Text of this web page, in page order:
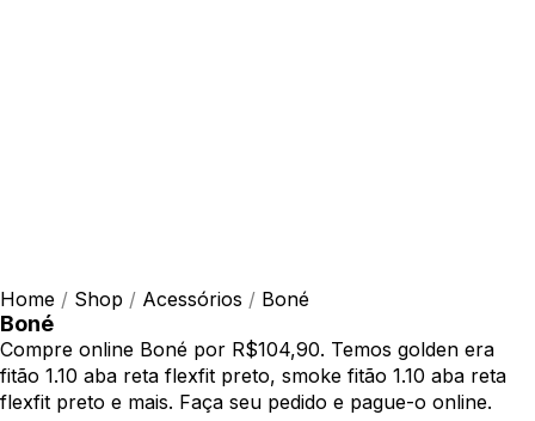
Home / Shop / Acessórios / Boné
Boné
Compre online Boné por R$104,90. Temos golden era
fitão 1.10 aba reta flexfit preto, smoke fitão 1.10 aba reta
flexfit preto e mais. Faça seu pedido e pague-o online.